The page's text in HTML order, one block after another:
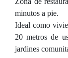
minutos a pie.
Ideal como
20 metros de
jardines